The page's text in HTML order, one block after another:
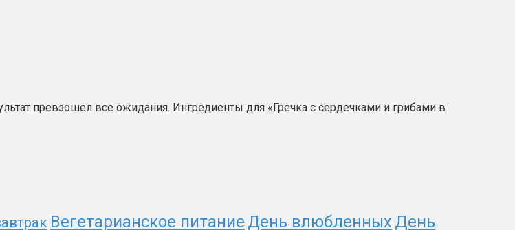
превзошeл все ожидания. Ингредиенты для «Гречка с сердечками и грибами в
Вегетарианское питание День влюбленных День